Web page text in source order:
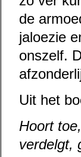
de
jaloezie
onszelf.
Uit het
Hoort
verdelgt,